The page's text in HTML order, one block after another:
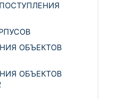
ОБЪЕКТОВ
ОБЪЕКТОВ